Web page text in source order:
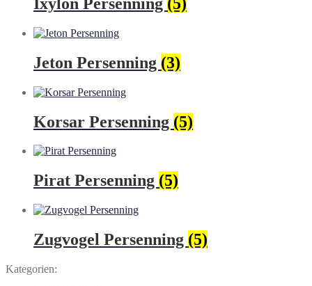
Jeton Persenning (3)
Korsar Persenning (5)
Pirat Persenning (5)
Zugvogel Persenning (5)
Kategorien: